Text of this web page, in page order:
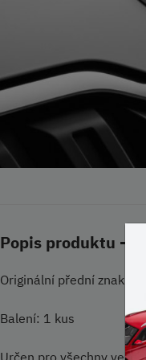
Popis produktu -
Originální přední znak
Balení: 1 kus